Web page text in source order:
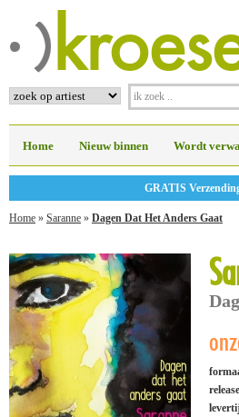
Home Nieuw binnen Wordt
GRATIS
Home » Saranne » Dagen Dat Het Anders Gaat